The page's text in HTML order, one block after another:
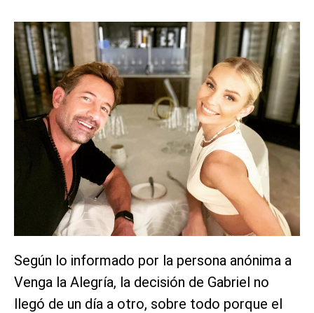
Según lo informado por la persona anónima a
Venga la Alegría, la decisión de Gabriel no
llegó de un día a otro, sobre todo porque el